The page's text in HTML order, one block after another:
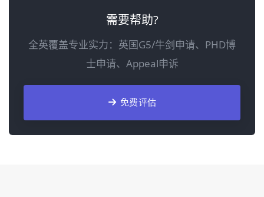
需要帮助?
全英覆盖专业实力：英国G5/牛剑申请、PHD博
士申请、Appeal申诉
免费评估